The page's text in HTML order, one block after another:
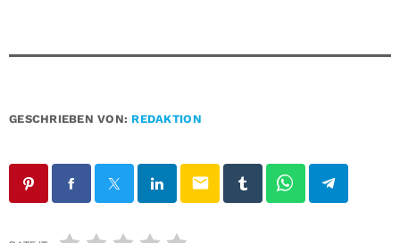
GESCHRIEBEN VON: REDAKTION
email